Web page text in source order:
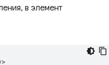
в элемент